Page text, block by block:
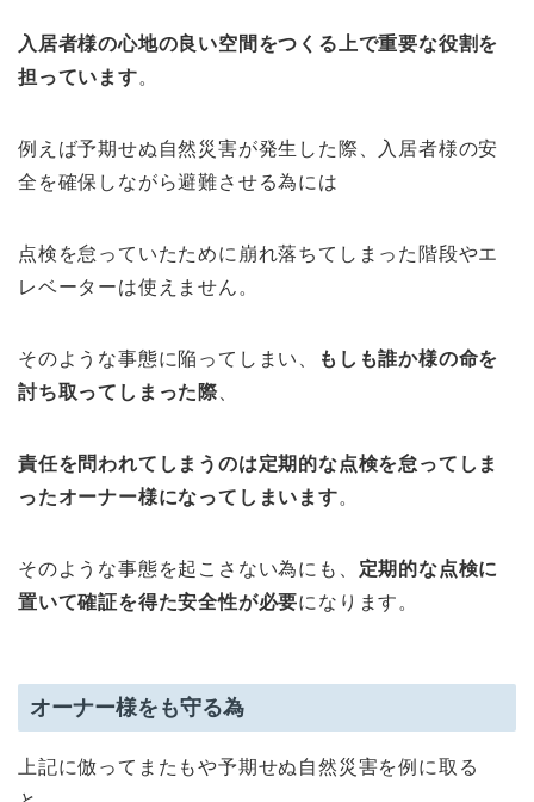
入居者様の心地の良い空間をつくる上で重要な役割を
担っています。
例えば予期せぬ自然災害が発生した際、入居者様の安
全を確保しながら避難させる為には
点検を怠っていたために崩れ落ちてしまった階段やエ
レベーターは使えません。
そのような事態に陥ってしまい、
もしも誰か様の命を
討ち取ってしまった際
責任を問われてしまうのは定期的な点検を怠ってしま
ったオーナー様になってしまいます。
そのような事態を起こさない為にも、 定期的な点検に
置いて確証を得た安全性が必要になります。
オーナー様をも守る為
上記に倣ってまたもや予期せぬ自然災害を例に取る